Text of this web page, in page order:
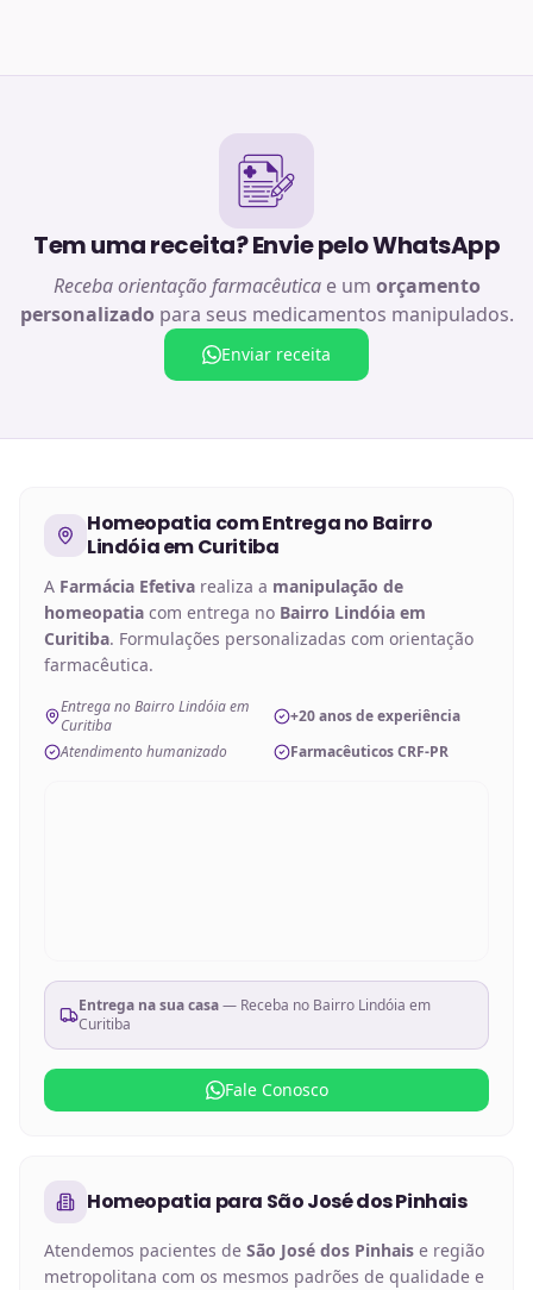
Tem uma receita? Envie pelo WhatsApp
Receba orientação farmacêuticae um orçamento
personalizado para seus medicamentos manipulados.
Enviar receita
Homeopatia com Entrega no Bairro
Lindóia em Curitiba
A Farmácia Efetiva realiza a manipulação de
homeopatia com entrega no Bairro Lindóia em
Curitiba. Formulações personalizadas com orientação
farmacêutica.
Entrega no Bairro Lindóia em
Curitiba
+20 anos de experiência
Atendimento humanizado
Farmacêuticos CRF-PR
Entrega na sua casa— Receba no Bairro Lindóia em
Curitiba
Fale Conosco
Homeopatia para São José dos Pinhais
Atendemos pacientes de São José dos Pinhais e região
metropolitana com os mesmos padrões de qualidade e